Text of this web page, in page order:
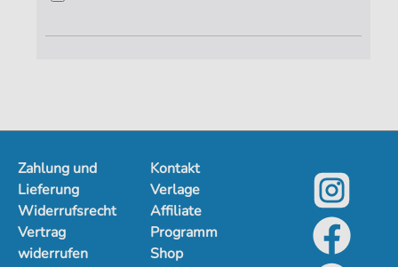
Zahlung und
Lieferung
Widerrufsrecht
Vertrag
widerrufen
Kontakt
Verlage
Affiliate
Programm
Shop